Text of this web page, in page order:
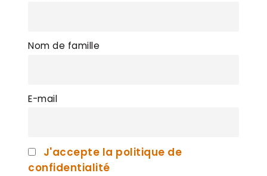
Nom de famille
E-mail
J'accepte la politique de
confidentialité